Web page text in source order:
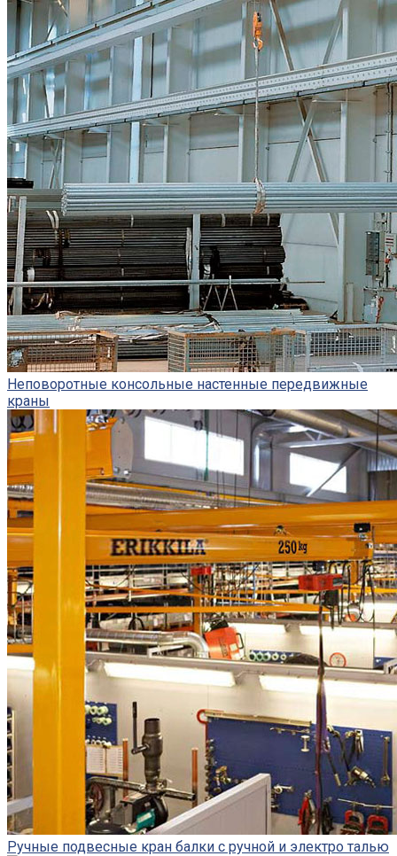
Неповоротные консольные настенные передвижные
краны
Ручные подвесные кран балки с ручной и электро талью